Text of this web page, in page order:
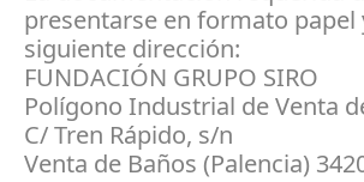
presentarse en formato
siguiente dirección:
FUNDACIÓN GRUPO SIRO
Polígono Industrial de Venta
C/ Tren Rápido, s/n
Venta de Baños (Palencia)